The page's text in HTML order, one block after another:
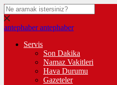
antephaber antephaber
Servis
Son Dakika
Namaz Vakitleri
Hava Durumu
Gazeteler